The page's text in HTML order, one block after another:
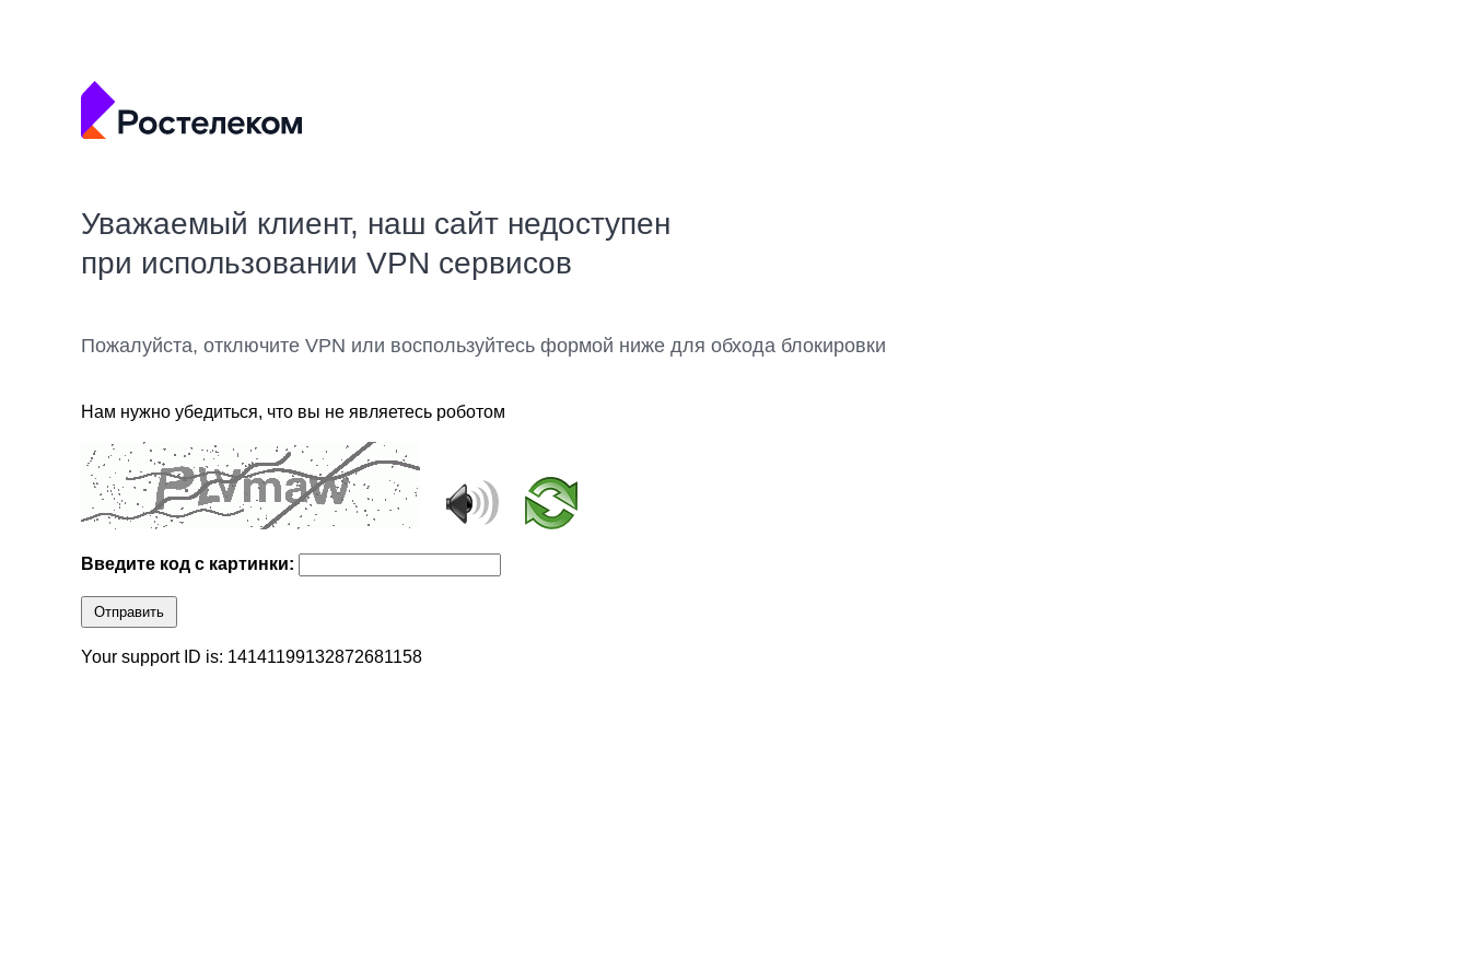
Уважаемый клиент, наш сайт недоступен
при использовании VPN сервисов
Пожалуйста, отключите VPN или воспользуйтесь формой ниже для обхода блокировки
Нам нужно убедиться, что вы не являетесь роботом
Введите код с картинки:
Отправить
Your support ID is: 14141199132872681158